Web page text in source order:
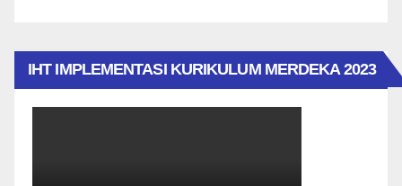
IHT IMPLEMENTASI KURIKULUM MERDEKA 2023